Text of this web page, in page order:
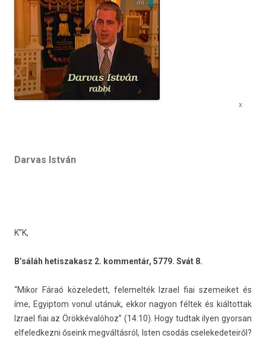
x
Darvas István
K”K,
B’sáláh hetis­zakasz 2. kom­mentár, 5779. Svát 8.
“Mikor Fáraó közeledett, felemel­ték Iz­rael fiai szemeiket és
íme, Egyip­tom vonul utánuk, ekkor nagyon féltek és kiál­tottak
Iz­rael fiai az Örökkévalóhoz” (14:10). Hogy tud­tak ilyen gyor­san
el­feled­kezni őseink megváltásról, Isten csodás cselekedeteiről?